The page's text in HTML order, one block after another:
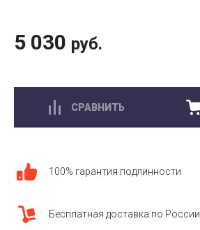
5 030 руб.
СРАВНИТЬ
100% гарантия подлинности
Бесплатная доставка по России